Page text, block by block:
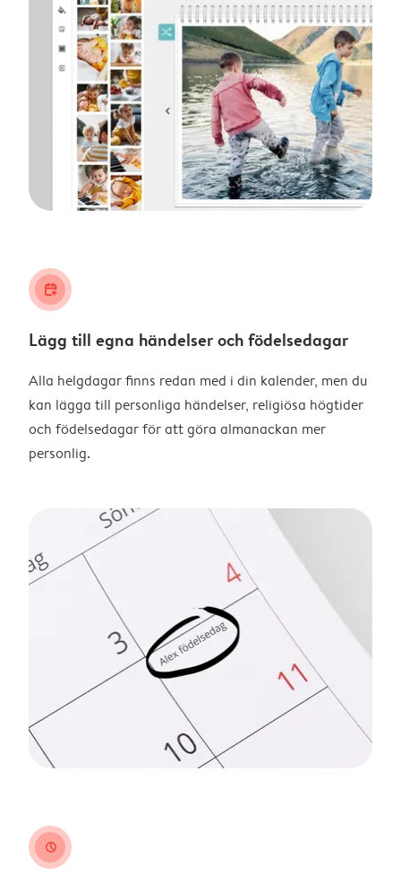
calendar_plus
Lägg till egna händelser och födelsedagar
Alla helgdagar finns redan med i din kalender, men du
kan lägga till personliga händelser, religiösa högtider
och födelsedagar för att göra almanackan mer
personlig.
clock